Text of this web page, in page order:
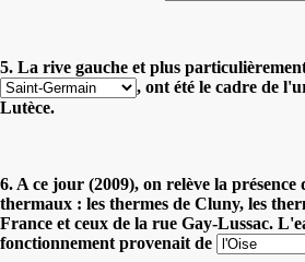
5. La rive gauche et plus
, ont été le cadre de
Lutèce.
6. A ce jour (2009), on relève la présence
thermaux : les thermes de Cluny, les
France et ceux de la rue Gay-Lussac.
fonctionnement provenait de